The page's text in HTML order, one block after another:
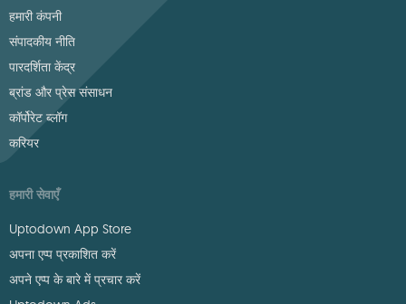
हमारी कंपनी
संपादकीय नीति
पारदर्शिता केंद्र
ब्रांड और प्रेस संसाधन
कॉर्पोरेट ब्लॉग
करियर
हमारी सेवाएँ
Uptodown App Store
अपना एप्प प्रकाशित करें
अपने एप्प के बारे में प्रचार करें